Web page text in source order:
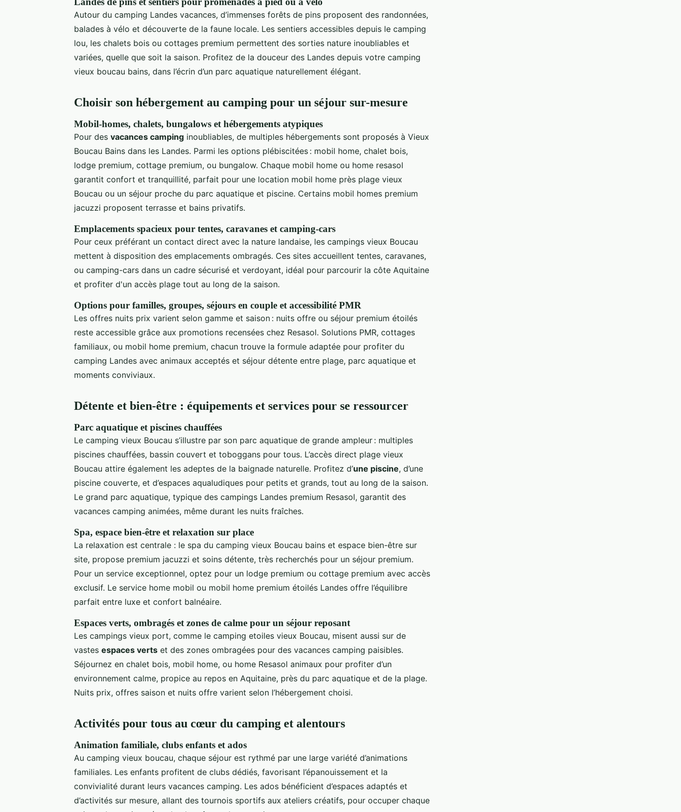
Autour du camping Landes vacances, d’immenses forêts de pins proposent des randonnées,
balades à vélo et découverte de la faune locale. Les sentiers accessibles depuis le camping
lou, les chalets bois ou cottages premium permettent des sorties nature inoubliables et
variées, quelle que soit la saison. Profitez de la douceur des Landes depuis votre camping
vieux boucau bains, dans l’écrin d’un parc aquatique naturellement élégant.
Choisir son hébergement au camping pour un séjour sur-mesure
Mobil-homes, chalets, bungalows et hébergements atypiques
Pour des vacances camping inoubliables, de multiples hébergements sont proposés à Vieux
Boucau Bains dans les Landes. Parmi les options plébiscitées : mobil home, chalet bois,
lodge premium, cottage premium, ou bungalow. Chaque mobil home ou home resasol
garantit confort et tranquillité, parfait pour une location mobil home près plage vieux
Boucau ou un séjour proche du parc aquatique et piscine. Certains mobil homes premium
jacuzzi proposent terrasse et bains privatifs.
Emplacements spacieux pour tentes, caravanes et camping-cars
Pour ceux préférant un contact direct avec la nature landaise, les campings vieux Boucau
mettent à disposition des emplacements ombragés. Ces sites accueillent tentes, caravanes,
ou camping-cars dans un cadre sécurisé et verdoyant, idéal pour parcourir la côte Aquitaine
et profiter d'un accès plage tout au long de la saison.
Options pour familles, groupes, séjours en couple et accessibilité PMR
Les offres nuits prix varient selon gamme et saison : nuits offre ou séjour premium étoilés
reste accessible grâce aux promotions recensées chez Resasol. Solutions PMR, cottages
familiaux, ou mobil home premium, chacun trouve la formule adaptée pour profiter du
camping Landes avec animaux acceptés et séjour détente entre plage, parc aquatique et
moments conviviaux.
Détente et bien-être : équipements et services pour se ressourcer
Parc aquatique et piscines chauffées
Le camping vieux Boucau s’illustre par son parc aquatique de grande ampleur : multiples
piscines chauffées, bassin couvert et toboggans pour tous. L’accès direct plage vieux
Boucau attire également les adeptes de la baignade naturelle. Profitez d’une piscine, d’une
piscine couverte, et d’espaces aqualudiques pour petits et grands, tout au long de la saison.
Le grand parc aquatique, typique des campings Landes premium Resasol, garantit des
vacances camping animées, même durant les nuits fraîches.
Spa, espace bien-être et relaxation sur place
La relaxation est centrale : le spa du camping vieux Boucau bains et espace bien-être sur
site, propose premium jacuzzi et soins détente, très recherchés pour un séjour premium.
Pour un service exceptionnel, optez pour un lodge premium ou cottage premium avec accès
exclusif. Le service home mobil ou mobil home premium étoilés Landes offre l’équilibre
parfait entre luxe et confort balnéaire.
Espaces verts, ombragés et zones de calme pour un séjour reposant
Les campings vieux port, comme le camping etoiles vieux Boucau, misent aussi sur de
vastes espaces verts et des zones ombragées pour des vacances camping paisibles.
Séjournez en chalet bois, mobil home, ou home Resasol animaux pour profiter d’un
environnement calme, propice au repos en Aquitaine, près du parc aquatique et de la plage.
Nuits prix, offres saison et nuits offre varient selon l’hébergement choisi.
Activités pour tous au cœur du camping et alentours
Animation familiale, clubs enfants et ados
Au camping vieux boucau, chaque séjour est rythmé par une large variété d’animations
familiales. Les enfants profitent de clubs dédiés, favorisant l’épanouissement et la
convivialité durant leurs vacances camping. Les ados bénéficient d’espaces adaptés et
d’activités sur mesure, allant des tournois sportifs aux ateliers créatifs, pour occuper chaque